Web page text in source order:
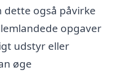
dette også påvirke
opgaver
udstyr eller
øge